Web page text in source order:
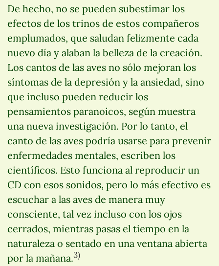
De hecho, no se pueden subestimar los
efectos de los trinos de estos compañeros
emplumados, que saludan felizmente cada
nuevo día y alaban la belleza de la creación.
Los cantos de las aves no sólo mejoran los
síntomas de la depresión y la ansiedad, sino
que incluso pueden reducir los
pensamientos paranoicos, según muestra
una nueva investigación. Por lo tanto, el
canto de las aves podría usarse para prevenir
enfermedades mentales, escriben los
científicos. Esto funciona al reproducir un
CD con esos sonidos, pero lo más efectivo es
escuchar a las aves de manera muy
consciente, tal vez incluso con los ojos
cerrados, mientras pasas el tiempo en la
naturaleza o sentado en una ventana abierta
por la mañana.3)